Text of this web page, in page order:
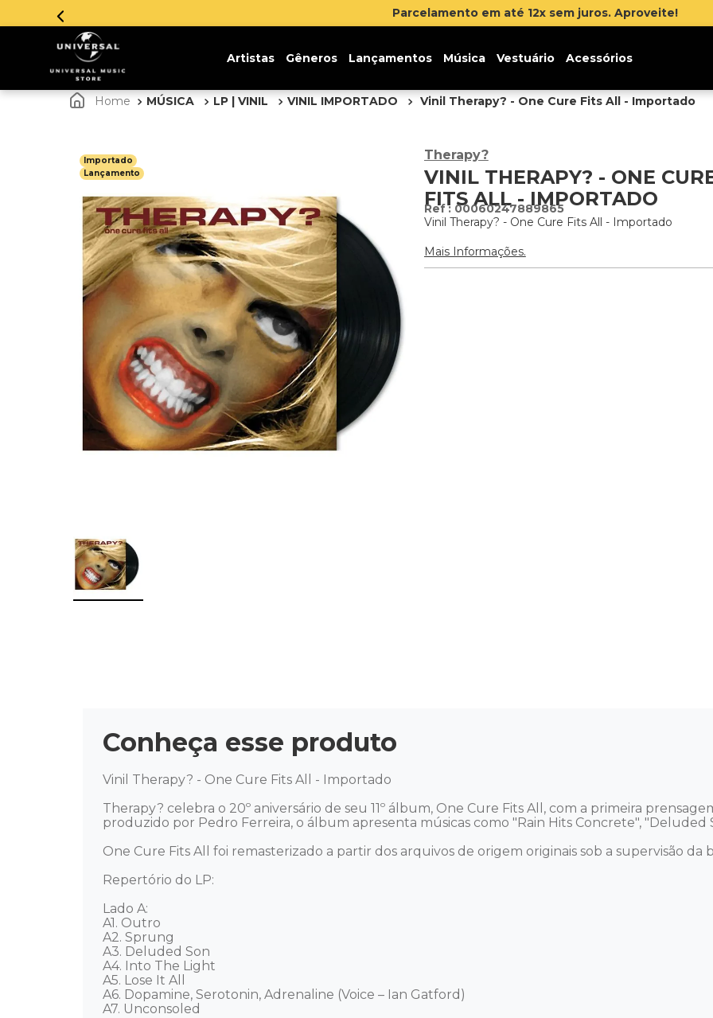
Parcelamento em até 12x sem juros. Aproveite!
Artistas Gêneros Lançamentos Música Vestuário Acessórios
MÚSICA LP | VINIL VINIL IMPORTADO Vinil Therapy? - One Cure Fits All - Importado
Importado
Lançamento
Therapy?
VINIL THERAPY? - ONE
FITS ALL - IMPORTADO
: 00060247889865
Vinil Therapy? - One Cure Fits All - Importado
Mais Informações.
Conheça esse produto
Vinil Therapy? - One Cure Fits All - Importado
Therapy? celebra o 20º aniversário de seu 11º álbum, One Cure Fits All, com a primeira
produzido por Pedro Ferreira, o álbum apresenta músicas como "Rain Hits Concrete", "Deluded
One Cure Fits All foi remasterizado a partir dos arquivos de origem originais sob a supervisão da
Repertório do LP:
Lado A:
A1. Outro
A2. Sprung
A3. Deluded Son
A4. Into The Light
A5. Lose It All
A6. Dopamine, Serotonin, Adrenaline (Voice – Ian Gatford)
A7. Unconsoled